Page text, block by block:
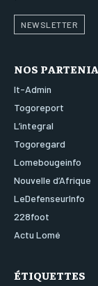
NEWSLETTER
NOS
It-Admin
Togoreport
L’integral
Togoregard
Lomebougeinfo
Nouvelle d’Afrique
LeDefenseurInfo
228foot
Actu Lomé
ÉTIQUETTES